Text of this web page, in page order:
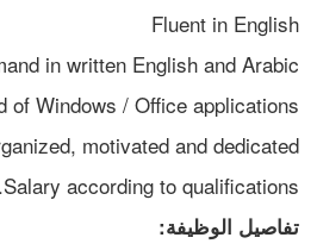
Fluent in English
in written English and Arabic
of Windows / Office applications
motivated and dedicated.
Salary according to qualifications.
تفاصيل الوظيفة: